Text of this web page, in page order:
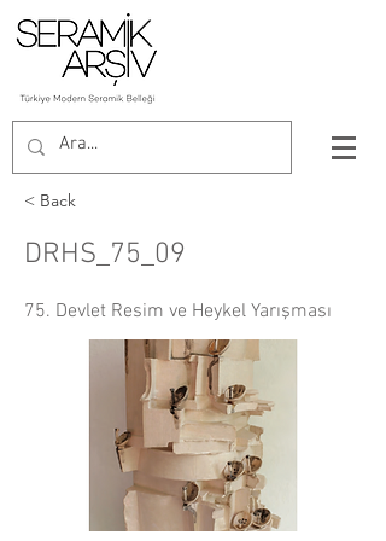
< Back
DRHS_75_09
75. Devlet Resim ve Heykel Yarışması